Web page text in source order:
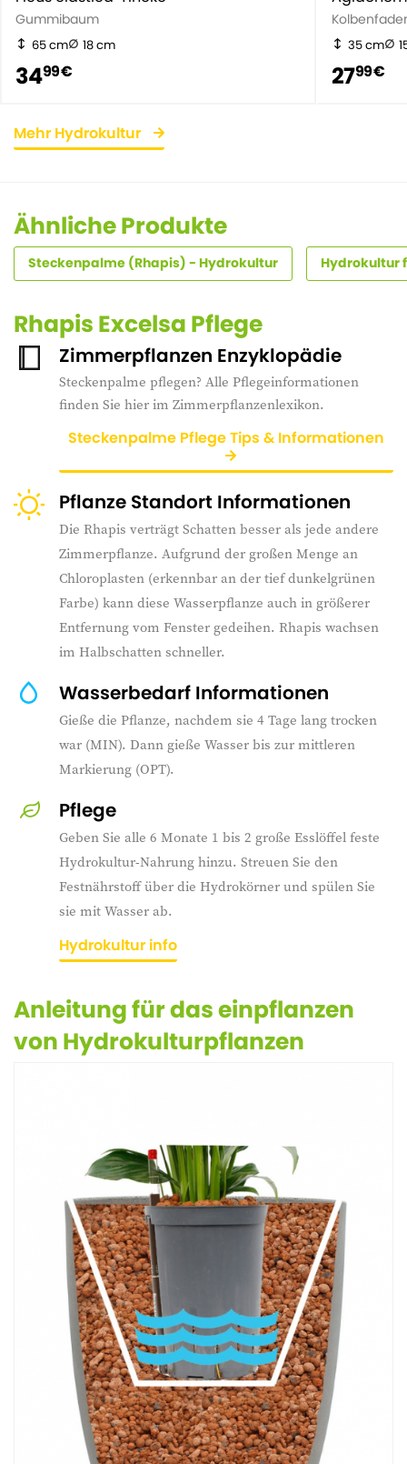
Gummibaum
65 cm 18 cm
3499 €
35 cm
2799 €
Mehr Hydrokultur
Ähnliche Produkte
Steckenpalme (Rhapis) - Hydrokultur Hydrokultur
Rhapis Excelsa Pflege
Zimmerpflanzen Enzyklopädie
Steckenpalme pflegen? Alle Pflegeinformationen
finden Sie hier im Zimmerpflanzenlexikon.
Steckenpalme Pflege Tips & Informationen
Pflanze Standort Informationen
Die Rhapis verträgt Schatten besser als jede andere
Zimmerpflanze. Aufgrund der großen Menge an
Chloroplasten (erkennbar an der tief dunkelgrünen
Farbe) kann diese Wasserpflanze auch in größerer
Entfernung vom Fenster gedeihen. Rhapis wachsen
im Halbschatten schneller.
Wasserbedarf Informationen
Gieße die Pflanze, nachdem sie 4 Tage lang trocken
war (MIN). Dann gieße Wasser bis zur mittleren
Markierung (OPT).
Pflege
Geben Sie alle 6 Monate 1 bis 2 große Esslöffel feste
Hydrokultur-Nahrung hinzu. Streuen Sie den
Festnährstoff über die Hydrokörner und spülen Sie
sie mit Wasser ab.
Hydrokultur info
Anleitung für das einpflanzen
von Hydrokulturpflanzen